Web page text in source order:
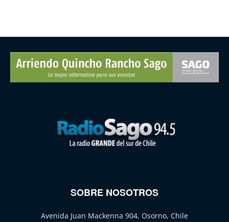
SOBRE NOSOTROS
Avenida Juan Mackenna 904, Osorno, Chile